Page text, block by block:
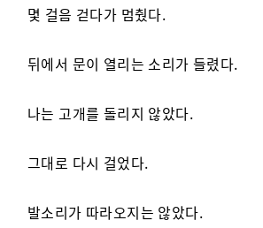
몇 걸음 걷다가 멈췄다.
뒤에서 문이 열리는 소리가 들렸다.
나는 고개를 돌리지 않았다.
그대로 다시 걸었다.
발소리가 따라오지는 않았다.